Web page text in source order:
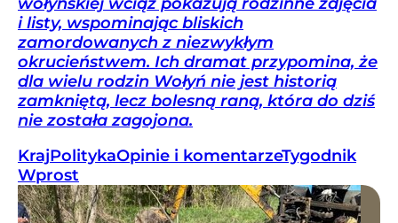
i listy, wspominając bliskich
zamordowanych z niezwykłym
okrucieństwem. Ich dramat przypomina, że
dla wielu rodzin Wołyń nie jest historią
zamkniętą, lecz bolesną raną, która do dziś
nie została zagojona.
KrajPolitykaOpinie i komentarzeTygodnik
Wprost